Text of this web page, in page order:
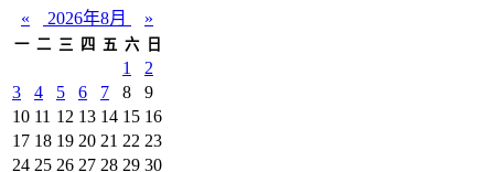
« 2026年8月 »
一 二 三 四 五 六 日
1
2
3
4 5 6 7 8
9
10 11 12 13 14 15 16
17 18 19 20 21 22 23
24 25 26 27 28 29 30